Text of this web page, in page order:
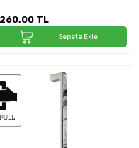
TL
Sepete Ekle